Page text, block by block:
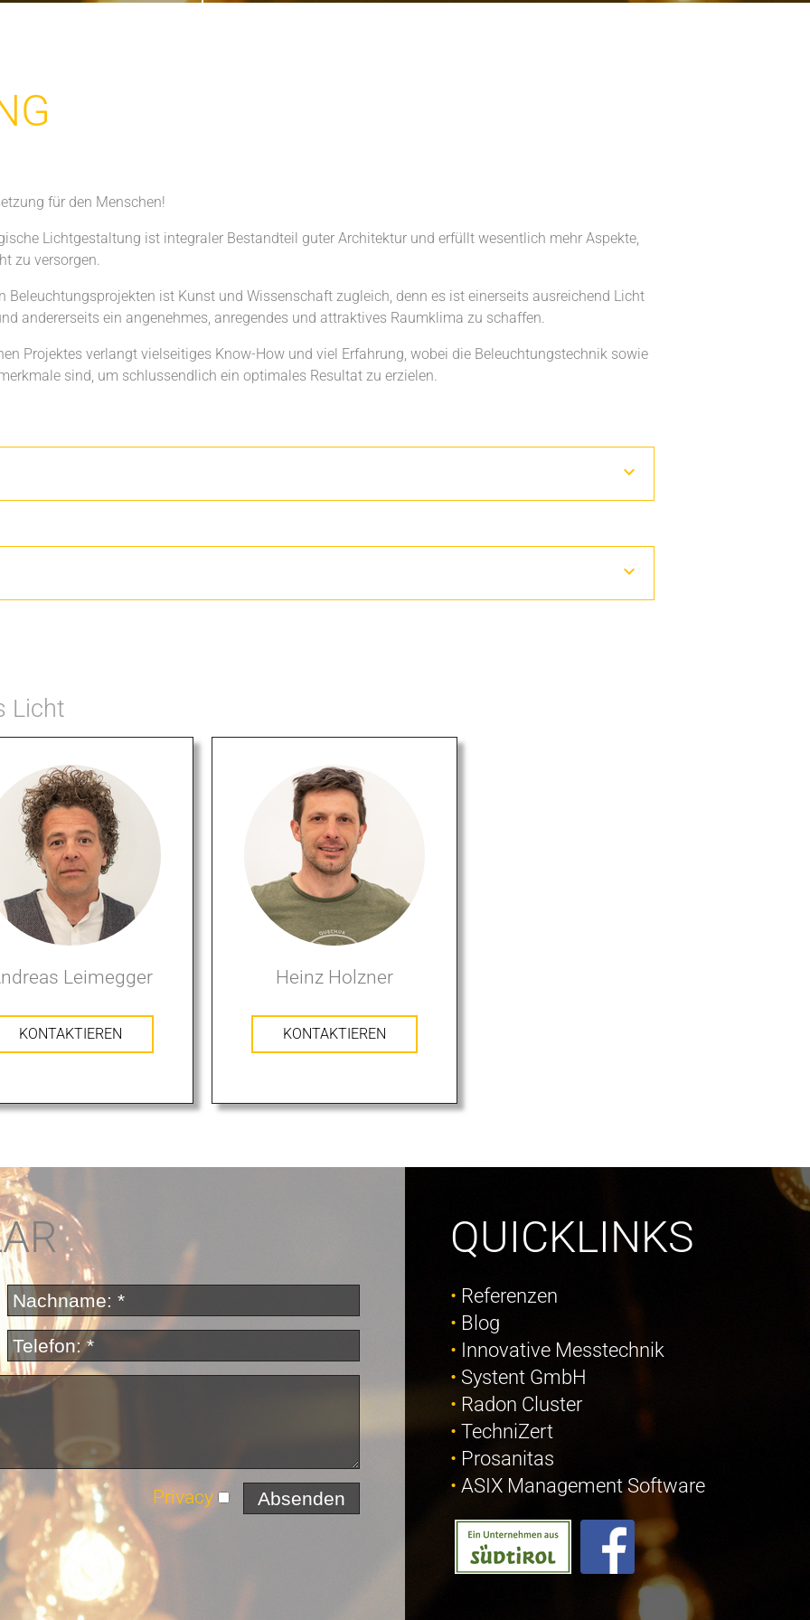
für den Menschen!
Lichtgestaltung ist integraler Bestandteil guter Architektur und erfüllt wesentlich mehr Aspekte,
zu versorgen.
Beleuchtungsprojekten ist Kunst und Wissenschaft zugleich, denn es ist einerseits ausreichend Licht
andererseits ein angenehmes, anregendes und attraktives Raumklima zu schaffen.
Projektes verlangt vielseitiges Know-How und viel Erfahrung, wobei die Beleuchtungstechnik sowie
sind, um schlussendlich ein optimales Resultat zu erzielen.
Licht
Leimegger
KONTAKTIEREN
Heinz Holzner
KONTAKTIEREN
Privacy
QUICKLINKS
Referenzen
Blog
Innovative Messtechnik
Systent GmbH
Radon Cluster
TechniZert
Prosanitas
ASIX Management Software